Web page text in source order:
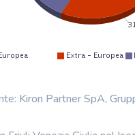
Kiron Partner SpA,